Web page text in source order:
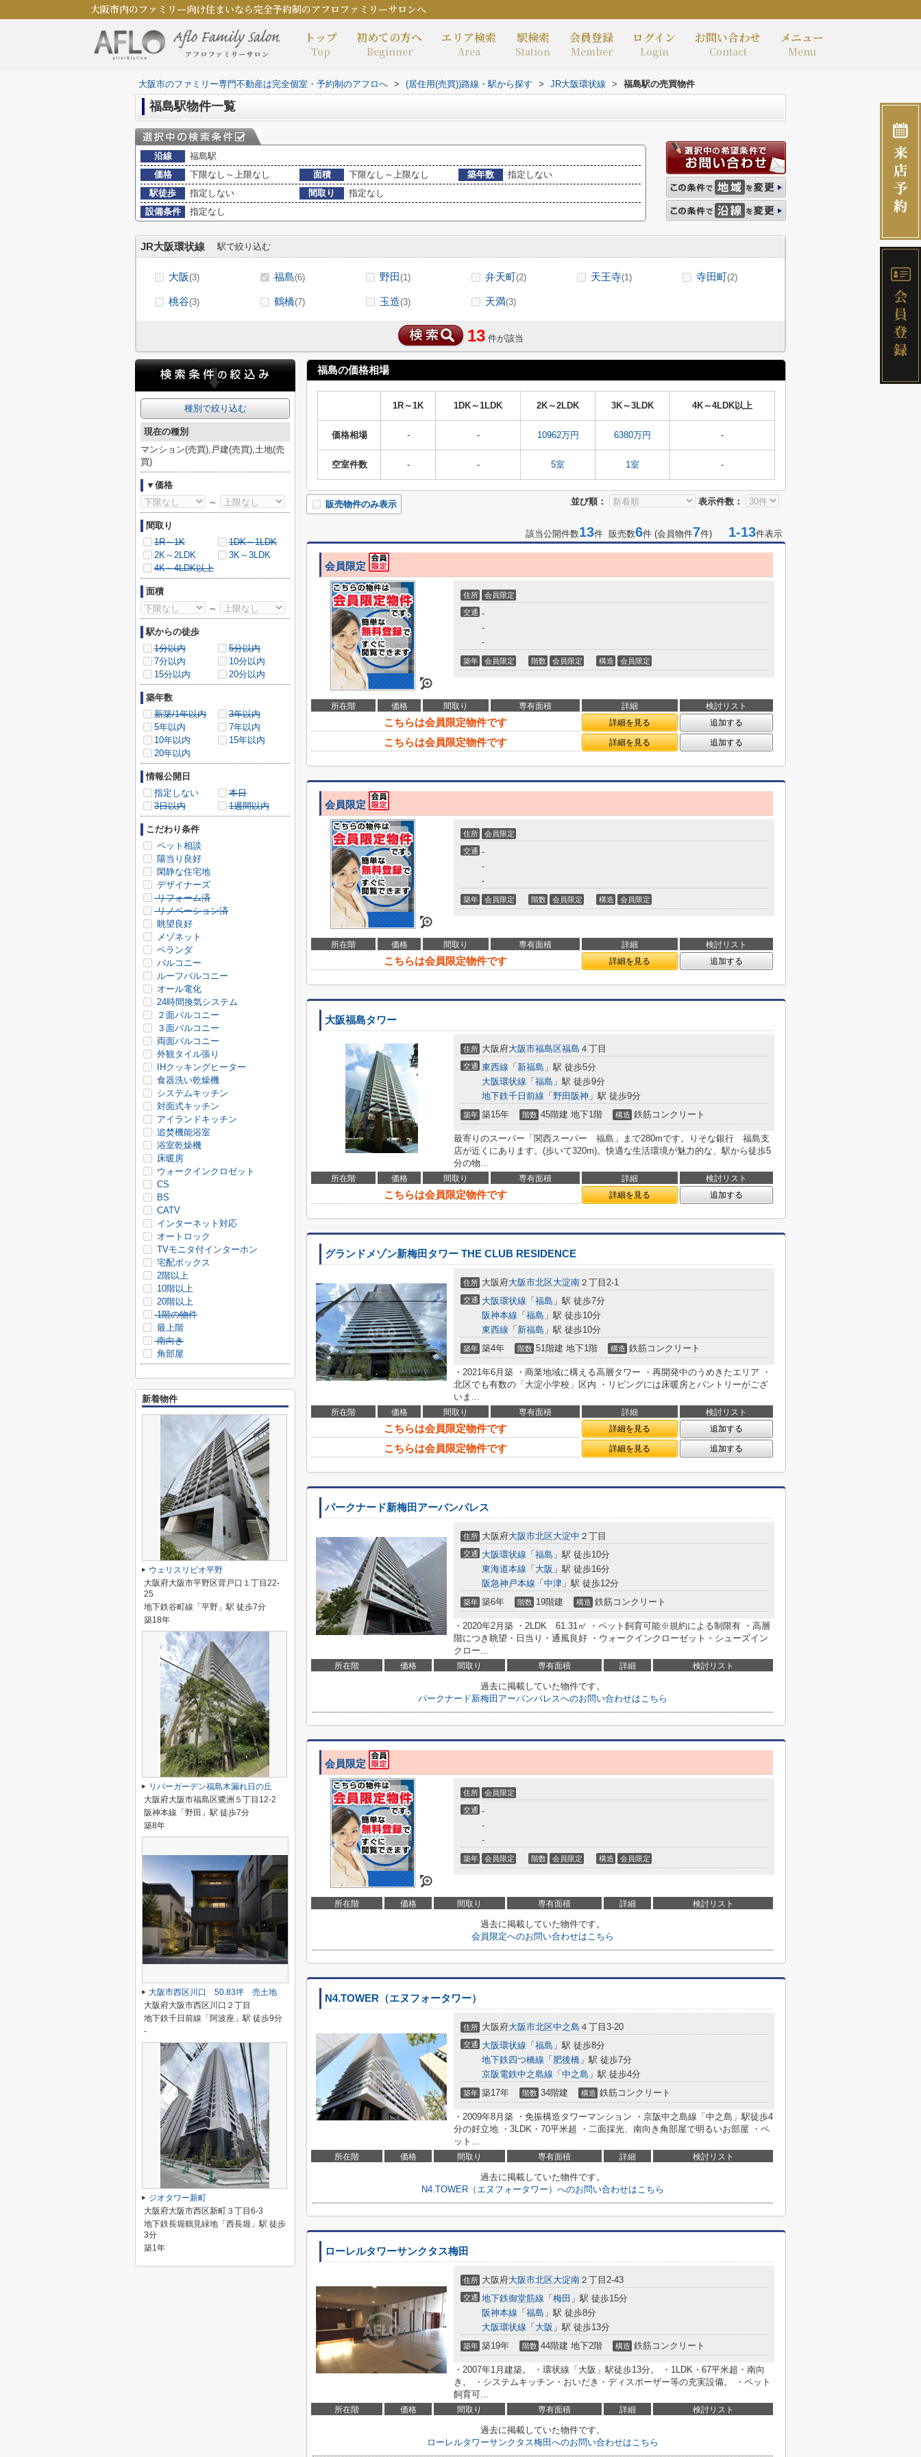
大阪市内のファミリー向け住まいなら完全予約制のアフロファミリーサロンへ
トップ
Top
初めての方へ
Beginner
エリア検索
Area
駅検索
Station
会員登録
Member
ログイン
Login
お問い合わせ
Contact
メニュー
Menu
大阪市のファミリー専門不動産は完全個室・予約制のアフロへ > (居住用(売買))路線・駅から探す > JR大阪環状線 > 福島駅の売買物件
福島駅物件一覧
沿線
福島駅
価格
下限なし～上限なし 面積 下限なし～上限なし 築年数
指定しない
駅徒歩
指定しない 間取り
指定なし
設備条件
指定なし
JR大阪環状線 駅で絞り込む
大阪(3) 福島(6) 野田(1) 弁天町(2) 天王寺(1) 寺田町(2)
桃谷(3) 鶴橋(7) 玉造(3) 天満(3)
13 件が該当
福島の価格相場
1R～1K 1DK～1LDK 2K～2LDK 3K～3LDK 4K～4LDK以上
価格相場 - - 10962万円 6380万円 -
空室件数 - - 5室 1室 -
並び順： 表示件数：
販売物件のみ表示
該当公開件数13件 販売数6件 (会員物件7件) 1-13件表示
会員限定
住所 会員限定
交通 -
-
-
築年 会員限定 階数 会員限定 構造 会員限定
所在階 価格 間取り 専有面積 詳細 検討リスト
こちらは会員限定物件です 詳細を見る 追加する
こちらは会員限定物件です 詳細を見る 追加する
会員限定
住所 会員限定
交通 -
-
-
築年 会員限定 階数 会員限定 構造 会員限定
所在階 価格 間取り 専有面積 詳細 検討リスト
こちらは会員限定物件です 詳細を見る 追加する
大阪福島タワー
住所 大阪府大阪市福島区福島 ４丁目
交通 東西線 「 新福島 」駅 徒歩5分
大阪環状線 「 福島 」駅 徒歩9分
地下鉄千日前線 「 野田阪神 」駅 徒歩9分
築年 築15年 階数 45階建 地下1階 構造 鉄筋コンクリート
最寄りのスーパー「関西スーパー 福島」まで280mです。りそな銀行 福島支
店が近くにあります。(歩いて320m)。快適な生活環境が魅力的な、駅から徒歩5
分の物...
所在階 価格 間取り 専有面積 詳細 検討リスト
こちらは会員限定物件です 詳細を見る 追加する
グランドメゾン新梅田タワー THE CLUB RESIDENCE
住所 大阪府大阪市北区大淀南 ２丁目2-1
交通 大阪環状線 「 福島 」駅 徒歩7分
阪神本線 「 福島 」駅 徒歩10分
東西線 「 新福島 」駅 徒歩10分
築年 築4年 階数 51階建 地下1階 構造 鉄筋コンクリート
・2021年6月築 ・商業地域に構える高層タワー ・再開発中のうめきたエリア ・
北区でも有数の「大淀小学校」区内 ・リビングには床暖房とパントリーがござ
いま...
所在階 価格 間取り 専有面積 詳細 検討リスト
こちらは会員限定物件です 詳細を見る 追加する
こちらは会員限定物件です 詳細を見る 追加する
パークナード新梅田アーバンパレス
住所 大阪府大阪市北区大淀中 ２丁目
交通 大阪環状線 「 福島 」駅 徒歩10分
東海道本線 「 大阪 」駅 徒歩16分
阪急神戸本線 「 中津 」駅 徒歩12分
築年 築6年 階数 19階建 構造 鉄筋コンクリート
・2020年2月築 ・2LDK 61.31㎡ ・ペット飼育可能※規約による制限有 ・高層
階につき眺望・日当り・通風良好 ・ウォークインクローゼット・シューズイン
クロー...
所在階 価格 間取り 専有面積 詳細 検討リスト
過去に掲載していた物件です。
パークナード新梅田アーバンパレスへのお問い合わせはこちら
会員限定
住所 会員限定
交通 -
-
-
築年 会員限定 階数 会員限定 構造 会員限定
所在階 価格 間取り 専有面積 詳細 検討リスト
過去に掲載していた物件です。
会員限定へのお問い合わせはこちら
N4.TOWER（エヌフォータワー）
住所 大阪府大阪市北区中之島 ４丁目3-20
交通 大阪環状線 「 福島 」駅 徒歩8分
地下鉄四つ橋線 「 肥後橋 」駅 徒歩7分
京阪電鉄中之島線 「 中之島 」駅 徒歩4分
築年 築17年 階数 34階建 構造 鉄筋コンクリート
・2009年8月築 ・免振構造タワーマンション ・京阪中之島線「中之島」駅徒歩4
分の好立地 ・3LDK・70平米超 ・二面採光、南向き角部屋で明るいお部屋 ・ペ
ット...
所在階 価格 間取り 専有面積 詳細 検討リスト
過去に掲載していた物件です。
N4.TOWER（エヌフォータワー）へのお問い合わせはこちら
ローレルタワーサンクタス梅田
住所 大阪府大阪市北区大淀南 ２丁目2-43
交通 地下鉄御堂筋線 「 梅田 」駅 徒歩15分
阪神本線 「 福島 」駅 徒歩8分
大阪環状線 「 大阪 」駅 徒歩13分
築年 築19年 階数 44階建 地下2階 構造 鉄筋コンクリート
・2007年1月建築。 ・環状線「大阪」駅徒歩13分。 ・1LDK・67平米超・南向
き。 ・システムキッチン・おいだき・ディスポーザー等の充実設備。 ・ペット
飼育可...
所在階 価格 間取り 専有面積 詳細 検討リスト
過去に掲載していた物件です。
ローレルタワーサンクタス梅田へのお問い合わせはこちら
種別で絞り込む
現在の種別
マンション(売買),戸建(売買),土地(売
買)
▼価格
～
間取り
1R～1K
1DK～1LDK
2K～2LDK
3K～3LDK
4K～4LDK以上
面積
～
駅からの徒歩
1分以内
5分以内
7分以内
10分以内
15分以内
20分以内
築年数
新築/1年以内
3年以内
5年以内
7年以内
10年以内
15年以内
20年以内
情報公開日
指定しない
本日
3日以内
1週間以内
こだわり条件
ペット相談
陽当り良好
閑静な住宅地
デザイナーズ
リフォーム済
リノベーション済
眺望良好
メゾネット
ベランダ
バルコニー
ルーフバルコニー
オール電化
24時間換気システム
２面バルコニー
３面バルコニー
両面バルコニー
外観タイル張り
IHクッキングヒーター
食器洗い乾燥機
システムキッチン
対面式キッチン
アイランドキッチン
追焚機能浴室
浴室乾燥機
床暖房
ウォークインクロゼット
CS
BS
CATV
インターネット対応
オートロック
TVモニタ付インターホン
宅配ボックス
2階以上
10階以上
20階以上
1階の物件
最上階
南向き
角部屋
新着物件
ウェリスリビオ平野
大阪府大阪市平野区背戸口１丁目22-
25
地下鉄谷町線「平野」駅 徒歩7分
築18年
リバーガーデン福島木漏れ日の丘
大阪府大阪市福島区鷺洲５丁目12-2
阪神本線「野田」駅 徒歩7分
築8年
大阪市西区川口 50.83坪 売土地
大阪府大阪市西区川口２丁目
地下鉄千日前線「阿波座」駅 徒歩9分
-
ジオタワー新町
大阪府大阪市西区新町３丁目6-3
地下鉄長堀鶴見緑地「西長堀」駅 徒歩
3分
築1年